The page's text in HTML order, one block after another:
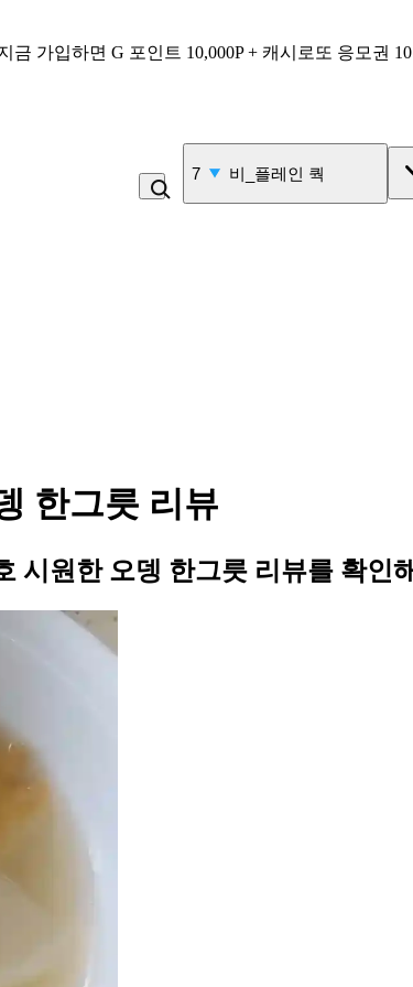
금 가입하면 G 포인트 10,000P + 캐시로또 응모권
7 비_플레인 쿽
한그릇 리뷰
시원한 오뎅 한그릇 리뷰를 확인